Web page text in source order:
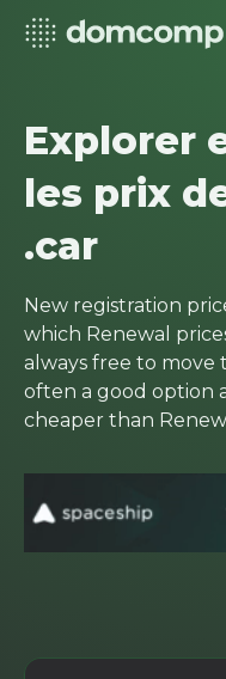
Explorer
les prix
.car
New registration
which Renewal
always free to move
often a good option
cheaper than